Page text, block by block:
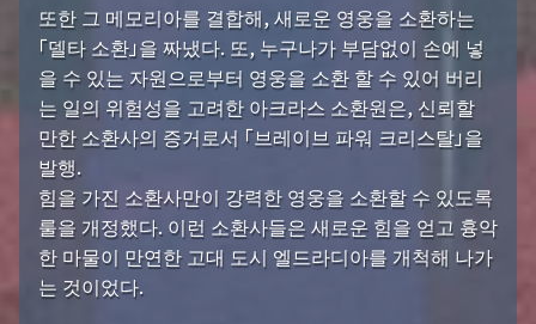
또한 그 메모리아를 결합해, 새로운 영웅을 소환하는
「델타 소환」을 짜냈다. 또, 누구나가 부담없이 손에 넣
을 수 있는 자원으로부터 영웅을 소환 할 수 있어 버리
는 일의 위험성을 고려한 아크라스 소환원은, 신뢰할
만한 소환사의 증거로서 「브레이브 파워 크리스탈」을
발행.
힘을 가진 소환사만이 강력한 영웅을 소환할 수 있도록
룰을 개정했다. 이런 소환사들은 새로운 힘을 얻고 흉악
한 마물이 만연한 고대 도시 엘드라디아를 개척해 나가
는 것이었다.